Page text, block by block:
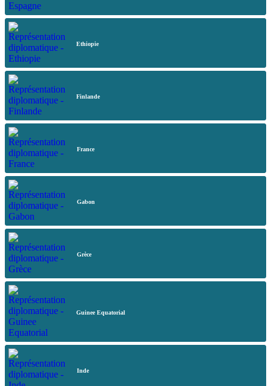
Ethiopie
Finlande
France
Gabon
Grèce
Guinee Equatorial
Inde